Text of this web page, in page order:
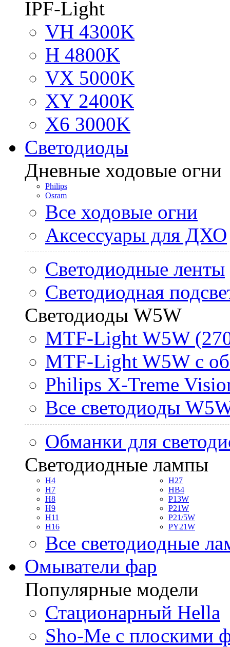
IPF-Light
VH 4300K
H 4800K
VX 5000K
XY 2400K
X6 3000K
Светодиоды
Дневные ходовые огни
Philips
Osram
Все ходовые огни
Аксессуары для ДХО
Светодиодные ленты
Светодиодная
Светодиоды W5W
MTF-Light W5W
MTF-Light W5W с
Philips X-Treme
Все светодиоды
Обманки для
Светодиодные лампы
H4
H7
H8
H9
H11
H16
H27
HB4
P13W
P21W
P21/5W
PY21W
Все светодиодные
Омыватели фар
Популярные модели
Стационарный Hella
Sho-Me с плоскими